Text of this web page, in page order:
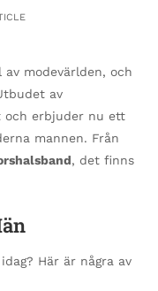
modevärlden, och
av
och erbjuder nu ett
mannen. Från
, det finns
Här är några av